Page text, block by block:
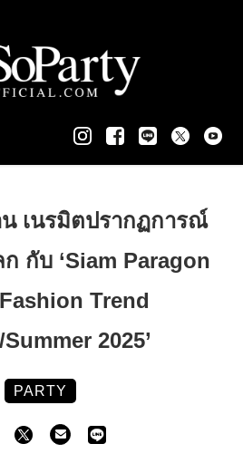
เนรมิตปรากฏการณ์
กับ ‘Siam Paragon
Trend
2025’
PARTY